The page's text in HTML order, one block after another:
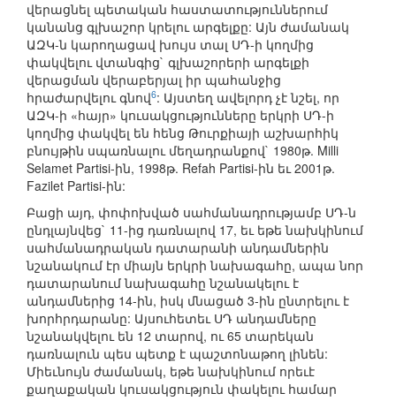
վերացնել պետական հաստատություններում
կանանց գլխաշոր կրելու արգելքը: Այն ժամանակ
ԱԶԿ-ն կարողացավ խույս տալ ՍԴ-ի կողմից
փակվելու վտանգից` գլխաշորերի արգելքի
վերացման վերաբերյալ իր պահանջից
հրաժարվելու գնով6: Այստեղ ավելորդ չէ նշել, որ
ԱԶԿ-ի «հայր» կուսակցությունները երկրի ՍԴ-ի
կողմից փակվել են հենց Թուրքիայի աշխարհիկ
բնույթին սպառնալու մեղադրանքով` 1980թ. Milli
Selamet Partisi-ին, 1998թ. Refah Partisi-ին եւ 2001թ.
Fazilet Partisi-ին:
Բացի այդ, փոփոխված սահմանադրությամբ ՍԴ-ն
ընդլայնվեց` 11-ից դառնալով 17, եւ եթե նախկինում
սահմանադրական դատարանի անդամներին
նշանակում էր միայն երկրի նախագահը, ապա նոր
դատարանում նախագահը նշանակելու է
անդամներից 14-ին, իսկ մնացած 3-ին ընտրելու է
խորհրդարանը: Այսուհետեւ ՍԴ անդամները
նշանակվելու են 12 տարով, ու 65 տարեկան
դառնալուն պես պետք է պաշտոնաթող լինեն:
Միեւնույն ժամանակ, եթե նախկինում որեւէ
քաղաքական կուսակցություն փակելու համար